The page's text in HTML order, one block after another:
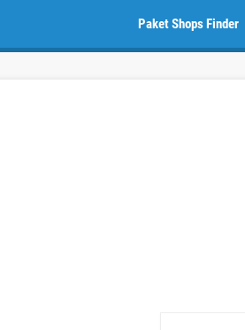
Paket Shops Finder